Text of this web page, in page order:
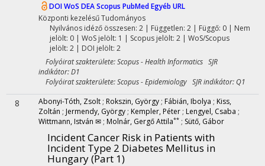
DOIWoS DEAScopus PubMedEgyéb URL
Központi kezelésűTudományos
Nyilvános idéző összesen: 2| Független: 2 | Függő: 0 | Nem
jelölt: 0 | WoS jelölt: 1 | Scopus jelölt: 2 | WoS/Scopus
jelölt: 2 | DOI jelölt: 2
Folyóirat szakterülete: Scopus - Health Informatics SJR
indikátor: D1
Folyóirat szakterülete: Scopus - Epidemiology SJR indikátor: Q1
8 Abonyi-Tóth, Zsolt ; Rokszin, György ; Fábián, Ibolya ; Kiss,
Zoltán ; Jermendy, György ; Kempler, Péter ; Lengyel, Csaba ;
Wittmann, István ✉ ; Molnár, Gergő Attila** ; Sütő, Gábor
Incident Cancer Risk in Patients with
Incident Type 2 Diabetes Mellitus in
Hungary (Part 1)